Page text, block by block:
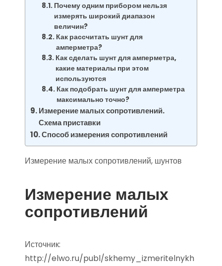
Почему одним прибором нельзя
измерять широкий диапазон
величин?
Как рассчитать шунт для
амперметра?
Как сделать шунт для амперметра,
какие материалы при этом
используются
Как подобрать шунт для амперметра
максимально точно?
Измерение малых сопротивлений.
Схема приставки
Способ измерения сопротивлений
Измерение малых сопротивлений, шунтов
Измерение малых
сопротивлений
Источник:
http://elwo.ru/publ/skhemy_izmeritelnykh